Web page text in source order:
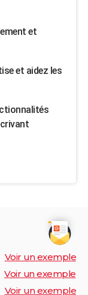
et
et aidez les
Voir un exemple
Voir un exemple
Voir un exemple